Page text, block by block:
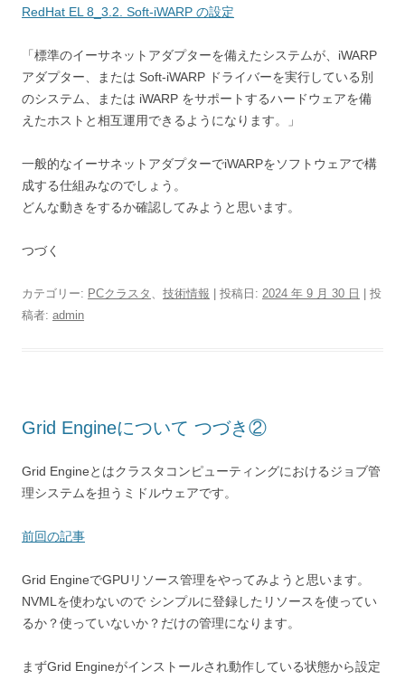
RedHat EL 8_3.2. Soft-iWARP の設定
「標準のイーサネットアダプターを備えたシステムが、iWARP
アダプター、または Soft-iWARP ドライバーを実行している別
のシステム、または iWARP をサポートするハードウェアを備
えたホストと相互運用できるようになります。」
一般的なイーサネットアダプターでiWARPをソフトウェアで構
成する仕組みなのでしょう。
どんな動きをするか確認してみようと思います。
つづく
カテゴリー: PCクラスタ 、 技術情報 | 投稿日: 2024 年 9 月 30 日
投
稿者: admin
Grid Engineについて つづき②
Grid Engineとはクラスタコンピューティングにおけるジョブ管
理システムを担うミドルウェアです。
前回の記事
Grid EngineでGPUリソース管理をやってみようと思います。
NVMLを使わないので シンプルに登録したリソースを使ってい
るか？使っていないか？だけの管理になります。
まずGrid Engineがインストールされ動作している状態から設定